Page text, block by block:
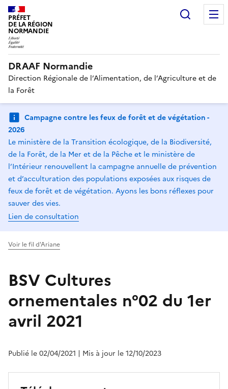
PRÉFET
DE LA RÉGION
NORMANDIE
DRAAF Normandie
Direction Régionale de l’Alimentation, de l’Agriculture et de
la Forêt
Campagne contre les feux de forêt et de végétation -
2026
Le ministère de la Transition écologique, de la Biodiversité,
de la Forêt, de la Mer et de la Pêche et le ministère de
l’Intérieur renouvellent la campagne annuelle de prévention
et d’acculturation des populations exposées aux risques de
feux de forêt et de végétation. Ayons les bons réflexes pour
sauver des vies.
Lien de consultation
Voir le fil d'Ariane
BSV Cultures
ornementales n°02 du 1er
avril 2021
Publié le 02/04/2021 | Mis à jour le 12/10/2023